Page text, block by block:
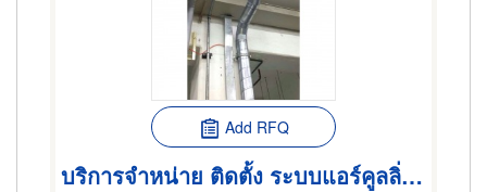
Add RFQ
บริการจำหน่าย ติดตั้ง ระบบแอร์คูลลิ่ง โรงงานอุตสาหกรรม